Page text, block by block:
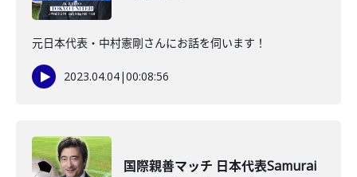
元日本代表・中村憲剛さんにお話を伺います！
2023.04.04|00:08:56
国際親善マッチ 日本代表Samurai